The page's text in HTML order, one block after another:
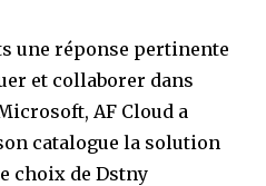
une réponse pertinente
et collaborer dans
AF Cloud a
catalogue la solution
choix de Dstny